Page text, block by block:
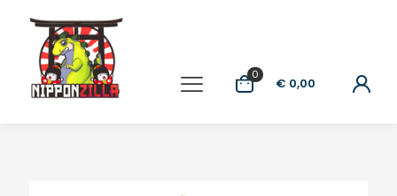
0
€ 0,00